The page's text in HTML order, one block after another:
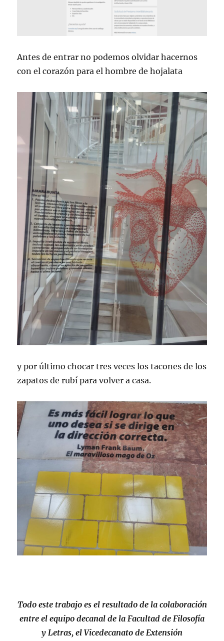
Antes de entrar no podemos olvidar hacernos
con el corazón para el hombre de hojalata
y por último chocar tres veces los tacones de los
zapatos de rubí para volver a casa.
Todo este trabajo es el resultado de la colaboración
entre el equipo decanal de la Facultad de Filosofía
y Letras, el Vicedecanato de Extensión